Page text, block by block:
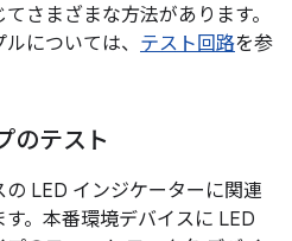
さまざまな方法があります。
については、 テスト回路を参
のテスト
LED インジケーターに関連
。本番環境デバイスに LED